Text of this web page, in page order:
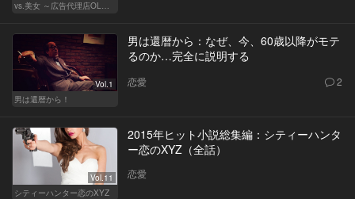
Vol.1
男は還暦から！
男は還暦から：なぜ、今、60歳以降がモテ
るのか…完全に説明する
恋愛 2
Vol.11
シティーハンター恋のXYZ
2015年ヒット小説総集編：シティーハンタ
ー恋のXYZ（全話）
恋愛